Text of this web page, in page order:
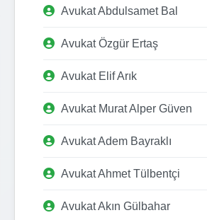
Avukat Abdulsamet Bal
Avukat Özgür Ertaş
Avukat Elif Arık
Avukat Murat Alper Güven
Avukat Adem Bayraklı
Avukat Ahmet Tülbentçi
Avukat Akın Gülbahar